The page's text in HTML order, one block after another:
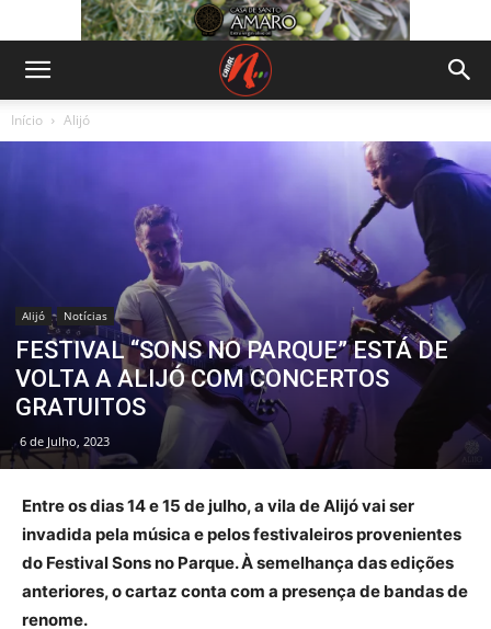
Início Alijó
Alijó Notícias
FESTIVAL “SONS NO PARQUE” ESTÁ DE
VOLTA A ALIJÓ COM CONCERTOS
GRATUITOS
6 de Julho, 2023
Entre os dias 14 e 15 de julho, a vila de Alijó vai ser
invadida pela música e pelos festivaleiros provenientes
do Festival Sons no Parque. À semelhança das edições
anteriores, o cartaz conta com a presença de bandas de
renome.